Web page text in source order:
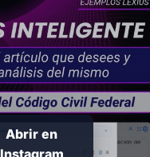
Abrir en
Instagram